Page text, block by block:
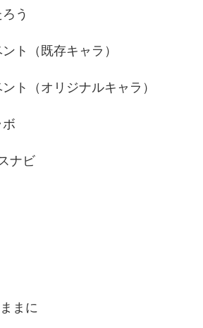
う
ト（既存キャラ）
ント（オリジナルキャラ）
ボ
ナビ
まに